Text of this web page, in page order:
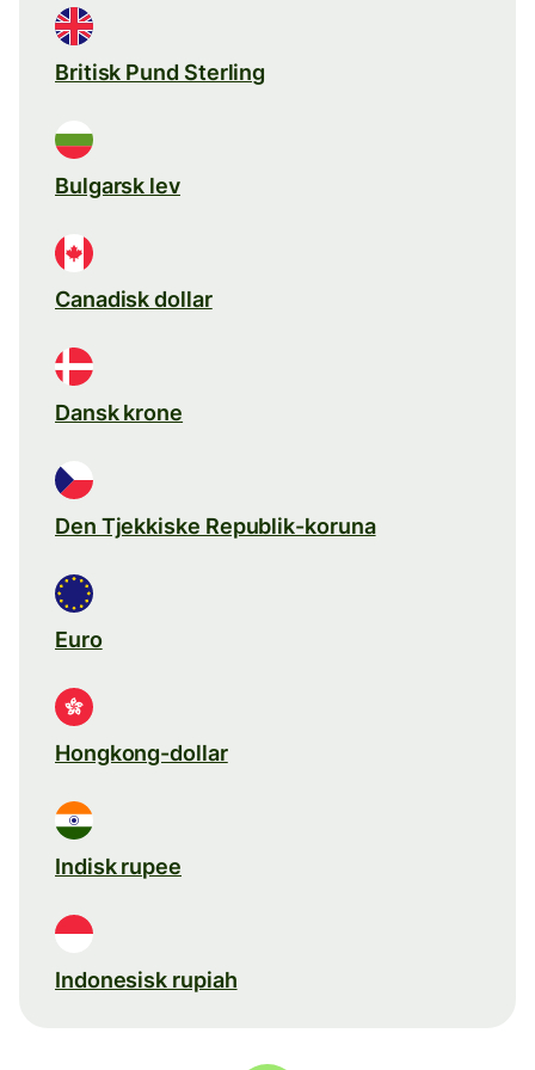
Britisk Pund Sterling
Bulgarsk lev
Canadisk dollar
Dansk krone
Den Tjekkiske Republik-koruna
Euro
Hongkong-dollar
Indisk rupee
Indonesisk rupiah